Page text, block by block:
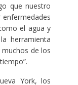
que nuestro
el agua y
herramienta
de los
York, los